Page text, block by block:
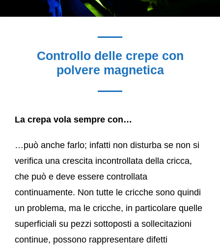
Controllo delle crepe con
polvere magnetica
La crepa vola sempre con…
…può anche farlo; infatti non disturba se non si
verifica una crescita incontrollata della cricca,
che può e deve essere controllata
continuamente. Non tutte le cricche sono quindi
un problema, ma le cricche, in particolare quelle
superficiali su pezzi sottoposti a sollecitazioni
continue, possono rappresentare difetti